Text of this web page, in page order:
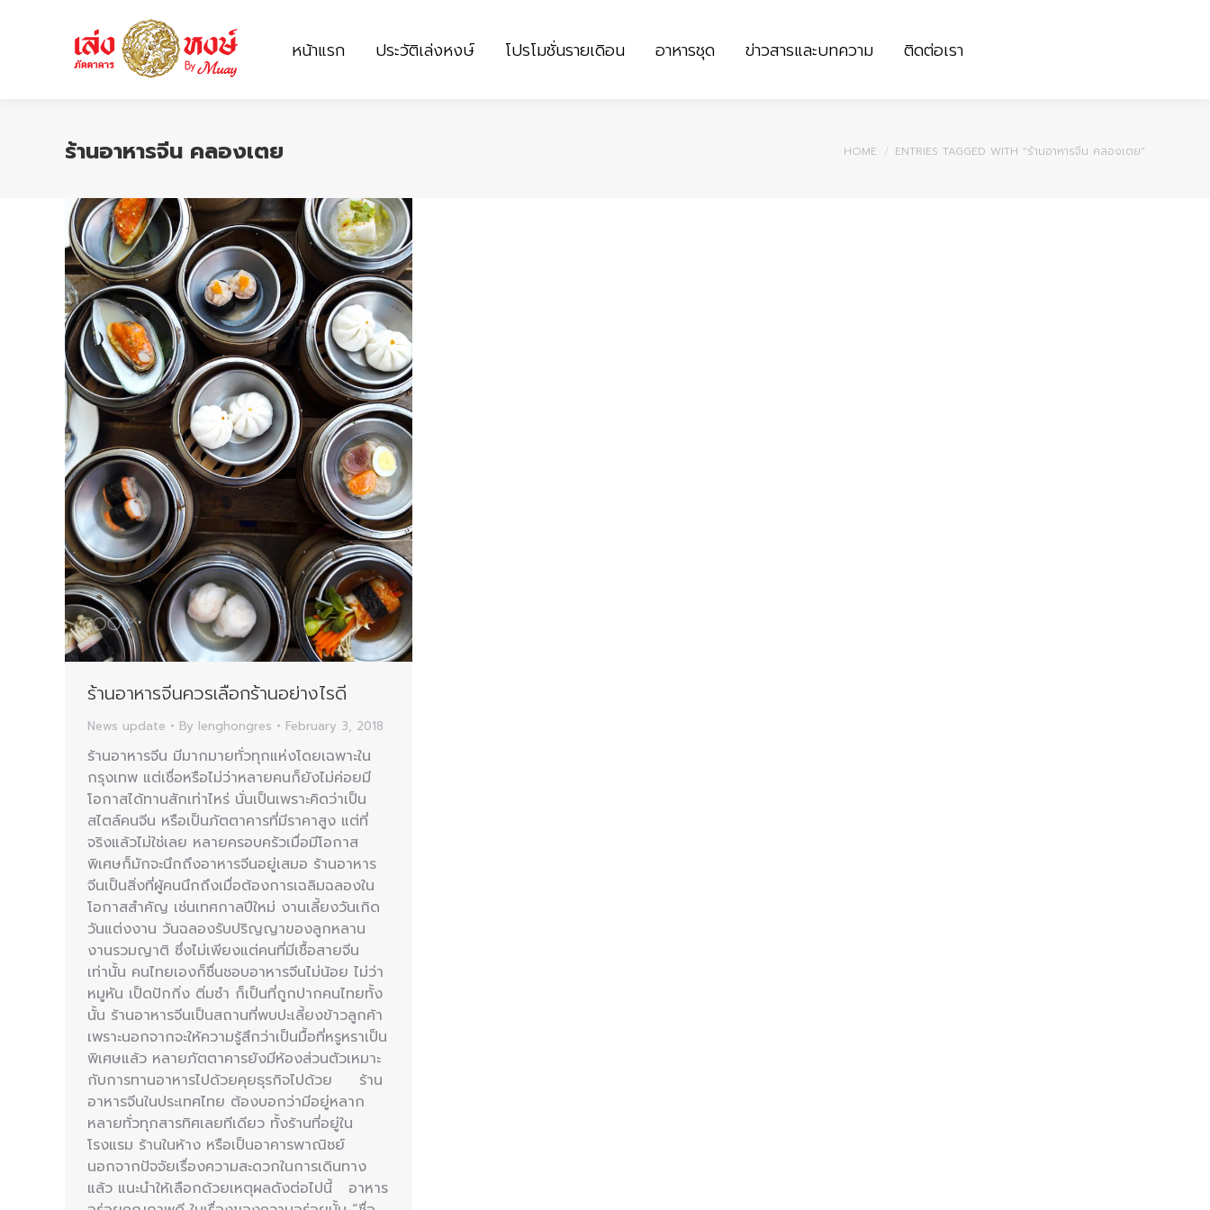
หน้าแรก ประวัติเล่งหงษ์ โปรโมชั่นรายเดิอน อาหารชุด ข่าวสารและบทความ ติดต่อเรา
ร้านอาหารจีน คลองเตย You are here:
HOME ENTRIES TAGGED WITH "ร้านอาหารจีน คลองเตย"
ร้านอาหารจีนควรเลือกร้านอย่างไรดี
News update By lenghongres February 3, 2018
ร้านอาหารจีน มีมากมายทั่วทุกแห่งโดยเฉพาะใน
กรุงเทพ แต่เชื่อหรือไม่ว่าหลายคนก็ยังไม่ค่อยมี
โอกาสได้ทานสักเท่าไหร่ นั่นเป็นเพราะคิดว่าเป็น
สไตล์คนจีน หรือเป็นภัตตาคารที่มีราคาสูง แต่ที่
จริงแล้วไม่ใช่เลย หลายครอบครัวเมื่อมีโอกาส
พิเศษก็มักจะนึกถึงอาหารจีนอยู่เสมอ ร้านอาหาร
จีนเป็นสิ่งที่ผู้คนนึกถึงเมื่อต้องการเฉลิมฉลองใน
โอกาสสำคัญ เช่นเทศกาลปีใหม่ งานเลี้ยงวันเกิด
วันแต่งงาน วันฉลองรับปริญญาของลูกหลาน
งานรวมญาติ ซึ่งไม่เพียงแต่คนที่มีเชื้อสายจีน
เท่านั้น คนไทยเองก็ชื่นชอบอาหารจีนไม่น้อย ไม่ว่า
หมูหัน เป็ดปักกิ่ง ติ่มซำ ก็เป็นที่ถูกปากคนไทยทั้ง
นั้น ร้านอาหารจีนเป็นสถานที่พบปะเลี้ยงข้าวลูกค้า
เพราะนอกจากจะให้ความรู้สึกว่าเป็นมื้อที่หรูหราเป็น
พิเศษแล้ว หลายภัตตาคารยังมีห้องส่วนตัวเหมาะ
กับการทานอาหารไปด้วยคุยธุรกิจไปด้วย ร้าน
อาหารจีนในประเทศไทย ต้องบอกว่ามีอยู่หลาก
หลายทั่วทุกสารทิศเลยทีเดียว ทั้งร้านที่อยู่ใน
โรงแรม ร้านในห้าง หรือเป็นอาคารพาณิชย์
นอกจากปัจจัยเรื่องความสะดวกในการเดินทาง
แล้ว แนะนำให้เลือกด้วยเหตุผลดังต่อไปนี้ อาหาร
โปรโมชั่นรายเดิอน